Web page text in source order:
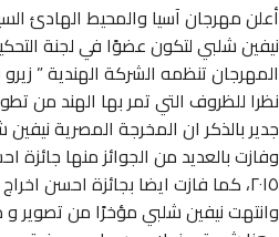
نيفين شلبي لتكون عضوًا في لجنة
المهرجان تنظمه الشركة الهندية ”
نظرا للظروف التي تمر بها الهند من
جدير بالذكر ان المخرجة المصرية
وفازت بالعديد من الجوائز منها
٢٠١٥، كما فازت ايضا بجائزة احسن اخراج من مهرجان بومباي الدولي عن فيلم الباحثين عن الحرية عام ٢٠١٦ .
وانتهت نيفين شلبي مؤخرًا من تصوير و